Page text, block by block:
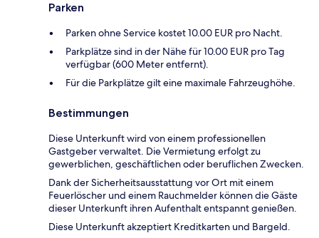
Parken
Parken ohne Service kostet 10.00 EUR pro Nacht.
Parkplätze sind in der Nähe für 10.00 EUR pro Tag
verfügbar (600 Meter entfernt).
Für die Parkplätze gilt eine maximale Fahrzeughöhe.
Bestimmungen
Diese Unterkunft wird von einem professionellen
Gastgeber verwaltet. Die Vermietung erfolgt zu
gewerblichen, geschäftlichen oder beruflichen Zwecken.
Dank der Sicherheitsausstattung vor Ort mit einem
Feuerlöscher und einem Rauchmelder können die Gäste
dieser Unterkunft ihren Aufenthalt entspannt genießen.
Diese Unterkunft akzeptiert Kreditkarten und Bargeld.